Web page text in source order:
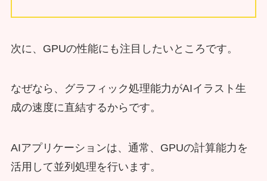
次に、GPUの性能にも注目したいところです。
なぜなら、グラフィック処理能力がAIイラスト生
成の速度に直結するからです。
AIアプリケーションは、通常、GPUの計算能力を
活用して並列処理を行います。